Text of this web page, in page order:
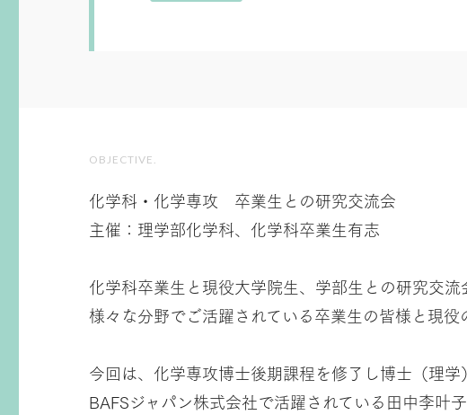
OBJECTIVE.
化学科・化学専攻 卒業生との研究交流会
主催：理学部化学科、化学科卒業生有志
化学科卒業生と現役大学院生、学部生との研究交流
様々な分野でご活躍されている卒業生の皆様と現
今回は、化学専攻博士後期課程を修了し博士（理学
BAFSジャパン株式会社で活躍されている田中李叶